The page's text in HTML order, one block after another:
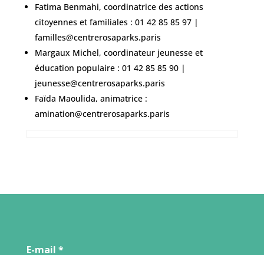
Fatima Benmahi, coordinatrice des actions
citoyennes et familiales : 01 42 85 85 97 |
familles@centrerosaparks.paris
Margaux Michel, coordinateur jeunesse et
éducation populaire : 01 42 85 85 90 |
jeunesse@centrerosaparks.paris
Faïda Maoulida, animatrice :
amination@centrerosaparks.paris
E-mail *